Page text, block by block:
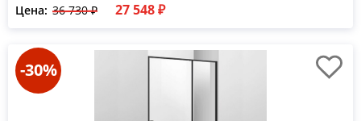
Цена: 36 730 ₽ 27 548 ₽
-30%